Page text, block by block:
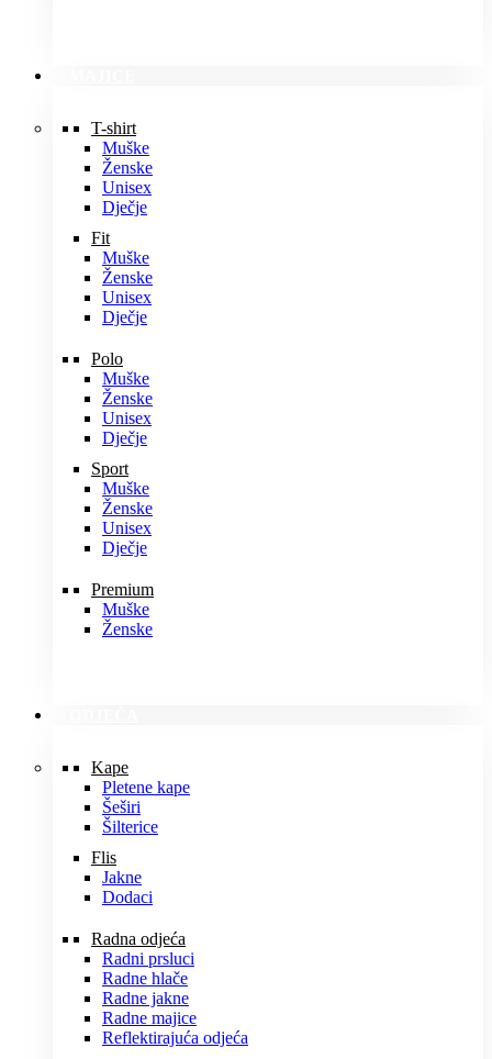
T-shirt
Muške
Ženske
Unisex
Dječje
Fit
Muške
Ženske
Unisex
Dječje
Polo
Muške
Ženske
Unisex
Dječje
Sport
Muške
Ženske
Unisex
Dječje
Premium
Muške
Ženske
Kape
Pletene kape
Šeširi
Šilterice
Flis
Jakne
Dodaci
Radna odjeća
Radni prsluci
Radne hlače
Radne jakne
Radne majice
Reflektirajuća odjeća